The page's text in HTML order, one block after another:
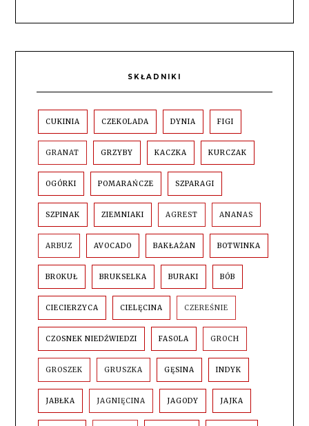
SKŁADNIKI
CUKINIA CZEKOLADA DYNIA FIGI
GRANAT GRZYBY KACZKA KURCZAK
OGÓRKI POMARAŃCZE SZPARAGI
SZPINAK ZIEMNIAKI AGREST ANANAS
ARBUZ AVOCADO BAKŁAŻAN BOTWINKA
BROKUŁ BRUKSELKA BURAKI BÓB
CIECIERZYCA CIELĘCINA CZEREŚNIE
CZOSNEK NIEDŹWIEDZI FASOLA GROCH
GROSZEK GRUSZKA GĘSINA INDYK
JABŁKA JAGNIĘCINA JAGODY JAJKA